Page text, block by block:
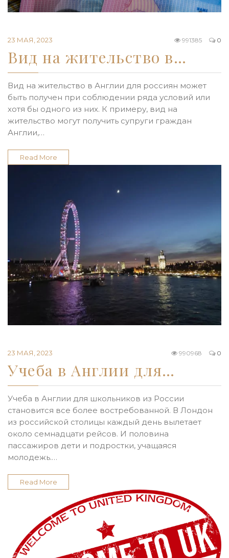
23 МАЯ, 2023 0
991385
Вид на жительство в…
Вид на жительство в Англии для россиян может
быть получен при соблюдении ряда условий или
хотя бы одного из них. К примеру, вид на
жительство могут получить супруги граждан
Англии,…
Read More
23 МАЯ, 2023 0
990968
Учеба в Англии для…
Учеба в Англии для школьников из России
становится все более востребованной. В Лондон
из российской столицы каждый день вылетает
около семнадцати рейсов. И половина
пассажиров дети и подростки, учащаяся
молодежь.…
Read More